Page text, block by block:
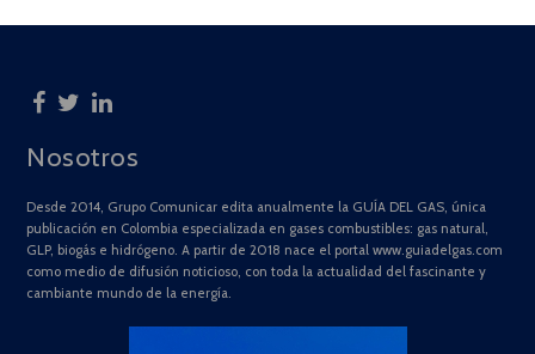
Nosotros
Desde 2014, Grupo Comunicar edita anualmente la GUÍA DEL GAS, única
publicación en Colombia especializada en gases combustibles: gas natural,
GLP, biogás e hidrógeno. A partir de 2018 nace el portal www.guiadelgas.com
como medio de difusión noticioso, con toda la actualidad del fascinante y
cambiante mundo de la energía.